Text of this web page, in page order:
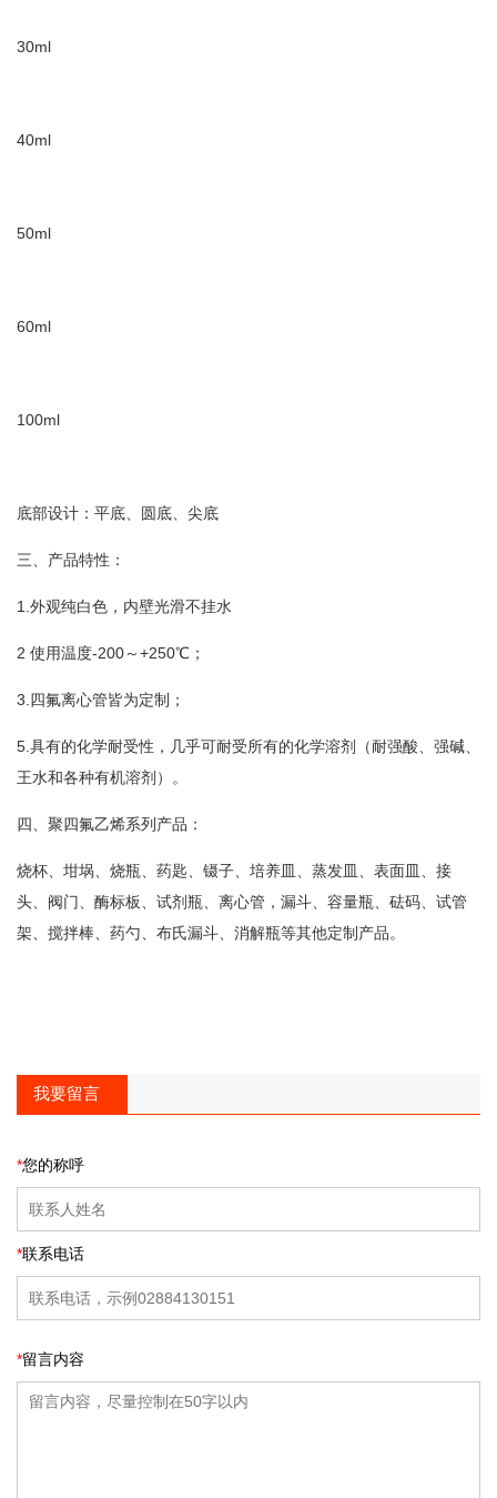
30ml
40ml
50ml
60ml
100ml
底部设计：平底、圆底、尖底
三、产品特性：
1.外观纯白色，内壁光滑不挂水
2 使用温度-200～+250℃；
3.四氟离心管皆为定制；
5.具有的化学耐受性，几乎可耐受所有的化学溶剂（耐强酸、强碱、
王水和各种有机溶剂）。
四、聚四氟乙烯系列产品：
烧杯、坩埚、烧瓶、药匙、镊子、培养皿、蒸发皿、表面皿、接
头、阀门、酶标板、试剂瓶、离心管，漏斗、容量瓶、砝码、试管
架、搅拌棒、药勺、布氏漏斗、消解瓶等其他定制产品。
我要留言
*您的称呼
*联系电话
*留言内容